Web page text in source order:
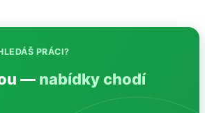
PRÁCI?
— nabídky chodí